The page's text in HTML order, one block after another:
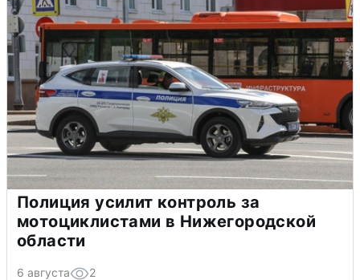
Полиция усилит контроль за
мотоциклистами в Нижегородской
области
6 августа 2